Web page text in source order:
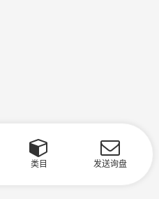
类目 发送询盘